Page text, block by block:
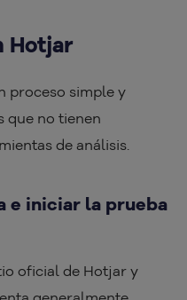
Hotjar
proceso simple y
que no tienen
de análisis.
e iniciar la prueba
oficial de Hotjar y